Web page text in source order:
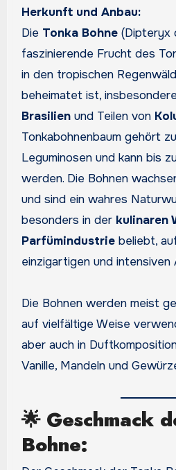
Herkunft und Anbau:
Die Tonka Bohne(Dipteryx
faszinierende Frucht des
in den tropischen
beheimatet ist,
Brasilienund Teilen von
Tonkabohnenbaum gehört
Leguminosen und kann bis
werden. Die Bohnen
und sind ein wahres
besonders in der kulinaren
Parfümindustriebeliebt,
einzigartigen und intensiven
Die Bohnen werden meist
auf vielfältige Weise
aber auch in
Vanille, Mandeln und
🌟 Geschmack
Bohne: